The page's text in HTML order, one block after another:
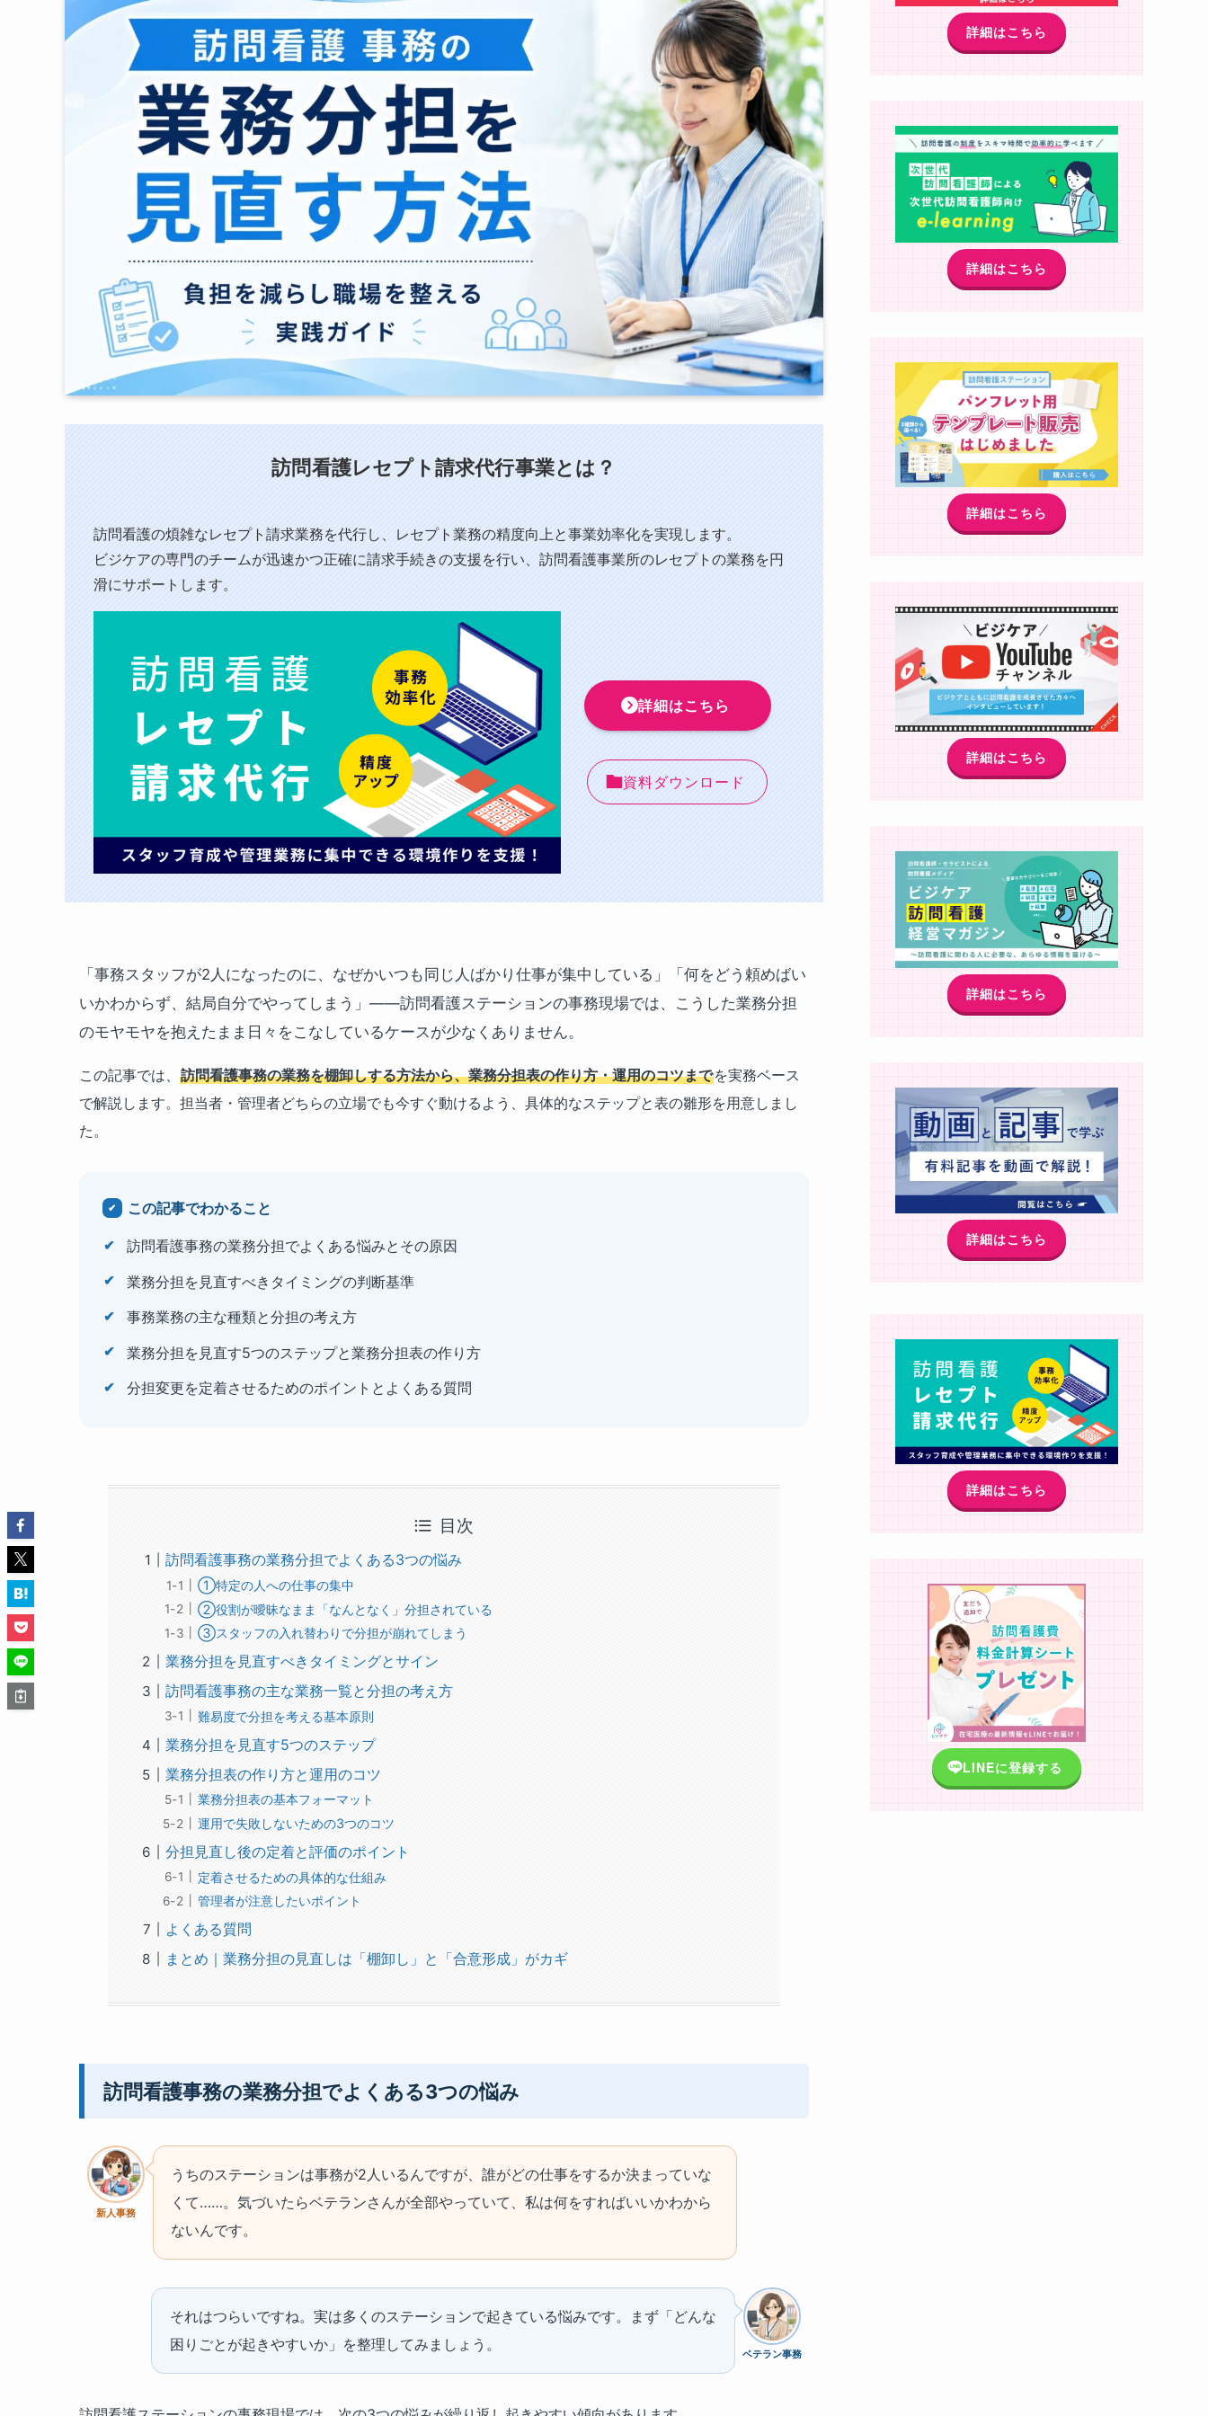
訪問看護レセプト請求代行事業とは？
訪問看護の煩雑なレセプト請求業務を代行し、⁨⁩レセプト業務の精度向上と事業効率化を実現します。
ビジケアの専門のチームが迅速かつ正確に請求手続きの支援を行い、訪問看護事業所のレセプトの業務を円
滑にサポートします。
詳細はこちら
資料ダウンロード
「事務スタッフが2人になったのに、なぜかいつも同じ人ばかり仕事が集中している」「何をどう頼めばい
いかわからず、結局自分でやってしまう」——訪問看護ステーションの事務現場では、こうした業務分担
のモヤモヤを抱えたまま日々をこなしているケースが少なくありません。
この記事では、 訪問看護事務の業務を棚卸しする方法から、業務分担表の作り方・運用のコツまでを実務ベース
で解説します。担当者・管理者どちらの立場でも今すぐ動けるよう、具体的なステップと表の雛形を用意しまし
た。
この記事でわかること
訪問看護事務の業務分担でよくある悩みとその原因
業務分担を見直すべきタイミングの判断基準
事務業務の主な種類と分担の考え方
業務分担を見直す5つのステップと業務分担表の作り方
分担変更を定着させるためのポイントとよくある質問
目次
訪問看護事務の業務分担でよくある3つの悩み
①特定の人への仕事の集中
②役割が曖昧なまま「なんとなく」分担されている
③スタッフの入れ替わりで分担が崩れてしまう
業務分担を見直すべきタイミングとサイン
訪問看護事務の主な業務一覧と分担の考え方
難易度で分担を考える基本原則
業務分担を見直す5つのステップ
業務分担表の作り方と運用のコツ
業務分担表の基本フォーマット
運用で失敗しないための3つのコツ
分担見直し後の定着と評価のポイント
定着させるための具体的な仕組み
管理者が注意したいポイント
よくある質問
まとめ｜業務分担の見直しは「棚卸し」と「合意形成」がカギ
訪問看護事務の業務分担でよくある3つの悩み
新人事務
うちのステーションは事務が2人いるんですが、誰がどの仕事をするか決まっていな
くて……。気づいたらベテランさんが全部やっていて、私は何をすればいいかわから
ないんです。
ベテラン事務
それはつらいですね。実は多くのステーションで起きている悩みです。まず「どんな
困りごとが起きやすいか」を整理してみましょう。
詳細はこちら
詳細はこちら
詳細はこちら
詳細はこちら
詳細はこちら
詳細はこちら
詳細はこちら
LINEに登録する